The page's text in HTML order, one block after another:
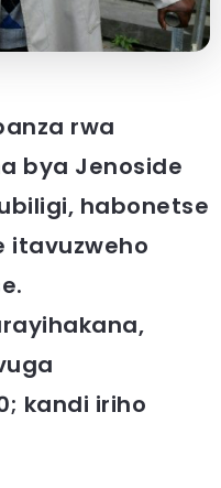
rwa
bya Jenoside
habonetse
itavuzweho
kandi iriho